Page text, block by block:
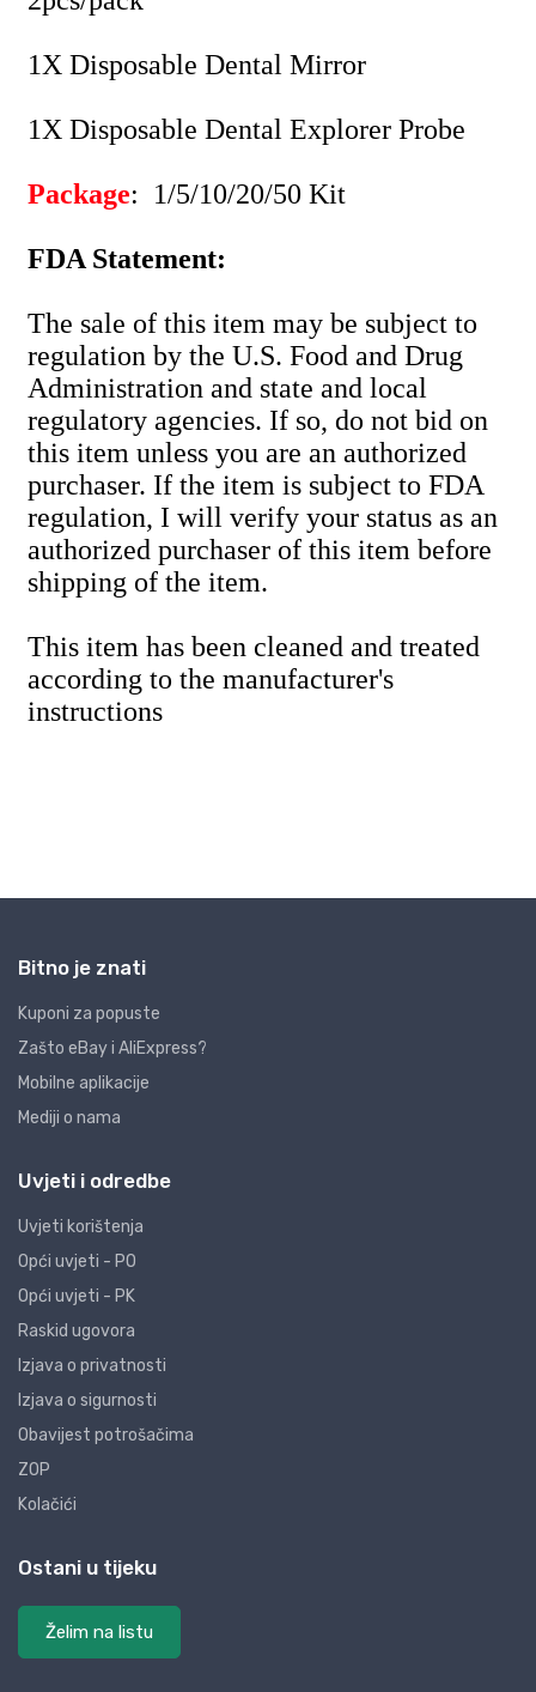
Bitno je znati
Kuponi za popuste
Zašto eBay i AliExpress?
Mobilne aplikacije
Mediji o nama
Uvjeti i odredbe
Uvjeti korištenja
Opći uvjeti - PO
Opći uvjeti - PK
Raskid ugovora
Izjava o privatnosti
Izjava o sigurnosti
Obavijest potrošačima
ZOP
Kolačići
Ostani u tijeku
Želim na listu